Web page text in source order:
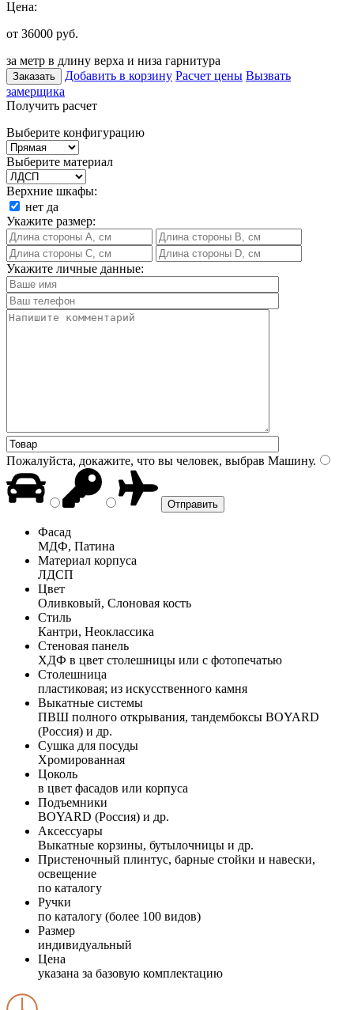
Цена:
от 36000 руб.
за метр в длину верха и низа гарнитура
Заказать Добавить в корзину Расчет цены Вызвать
замерщика
Получить расчет
Выберите конфигурацию
Выберите материал
Верхние шкафы:
нет да
Укажите размер:
Укажите личные данные:
Пожалуйста, докажите, что вы человек, выбрав Машину.
Фасад
МДФ, Патина
Материал корпуса
ЛДСП
Цвет
Оливковый, Слоновая кость
Стиль
Кантри, Неоклассика
Стеновая панель
ХДФ в цвет столешницы или с фотопечатью
Столешница
пластиковая; из искусственного камня
Выкатные системы
ПВШ полного открывания, тандембоксы BOYARD
(Россия) и др.
Сушка для посуды
Хромированная
Цоколь
в цвет фасадов или корпуса
Подъемники
BOYARD (Россия) и др.
Аксессуары
Выкатные корзины, бутылочницы и др.
Пристеночный плинтус, барные стойки и навески,
освещение
по каталогу
Ручки
по каталогу (более 100 видов)
Размер
индивидуальный
Цена
указана за базовую комплектацию